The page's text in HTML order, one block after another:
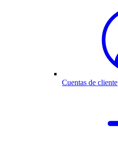
Cuentas de cliente